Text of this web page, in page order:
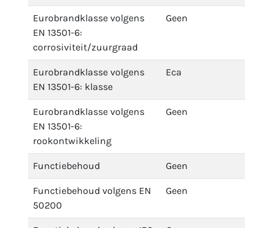
Eurobrandklasse volgens
EN 13501-6:
corrosiviteit/zuurgraad
Geen
Eurobrandklasse volgens
EN 13501-6: klasse
Eca
Eurobrandklasse volgens
EN 13501-6:
rookontwikkeling
Geen
Functiebehoud Geen
Functiebehoud volgens EN
50200
Geen